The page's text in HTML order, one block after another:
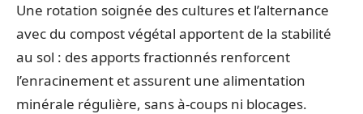
Une rotation soignée des cultures et l’alternance
avec du compost végétal apportent de la stabilité
au sol : des apports fractionnés renforcent
l’enracinement et assurent une alimentation
minérale régulière, sans à-coups ni blocages.